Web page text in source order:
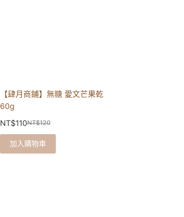
【肆月商鋪】無糖 愛文芒果乾
60g
NT$120
NT$110
加入購物車